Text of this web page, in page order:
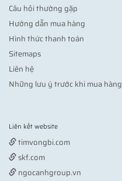
Câu hỏi thường gặp
Hướng dẫn mua hàng
Hình thức thanh toán
Sitemaps
Liên hệ
Những lưu ý trước khi mua hàng
Liên kết website
timvongbi.com
skf.com
ngocanhgroup.vn